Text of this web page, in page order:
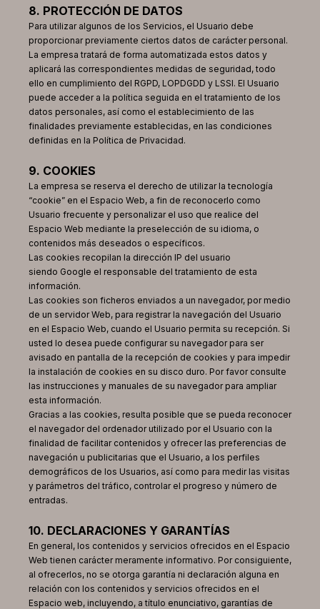
8. PROTECCIÓN DE DATOS
Para utilizar algunos de los Servicios, el Usuario debe
proporcionar previamente ciertos datos de carácter personal.
La empresa tratará de forma automatizada estos datos y
aplicará las correspondientes medidas de seguridad, todo
ello en cumplimiento del RGPD, LOPDGDD y LSSI. El Usuario
puede acceder a la política seguida en el tratamiento de los
datos personales, así como el establecimiento de las
finalidades previamente establecidas, en las condiciones
definidas en la Política de Privacidad.
9. COOKIES
La empresa se reserva el derecho de utilizar la tecnología
“cookie” en el Espacio Web, a fin de reconocerlo como
Usuario frecuente y personalizar el uso que realice del
Espacio Web mediante la preselección de su idioma, o
contenidos más deseados o específicos.
Las cookies recopilan la dirección IP del usuario
siendo Google el responsable del tratamiento de esta
información.
Las cookies son ficheros enviados a un navegador, por medio
de un servidor Web, para registrar la navegación del Usuario
en el Espacio Web, cuando el Usuario permita su recepción. Si
usted lo desea puede configurar su navegador para ser
avisado en pantalla de la recepción de cookies y para impedir
la instalación de cookies en su disco duro. Por favor consulte
las instrucciones y manuales de su navegador para ampliar
esta información.
Gracias a las cookies, resulta posible que se pueda reconocer
el navegador del ordenador utilizado por el Usuario con la
finalidad de facilitar contenidos y ofrecer las preferencias de
navegación u publicitarias que el Usuario, a los perfiles
demográficos de los Usuarios, así como para medir las visitas
y parámetros del tráfico, controlar el progreso y número de
entradas.
10. DECLARACIONES Y GARANTÍAS
En general, los contenidos y servicios ofrecidos en el Espacio
Web tienen carácter meramente informativo. Por consiguiente,
al ofrecerlos, no se otorga garantía ni declaración alguna en
relación con los contenidos y servicios ofrecidos en el
Espacio web, incluyendo, a título enunciativo, garantías de